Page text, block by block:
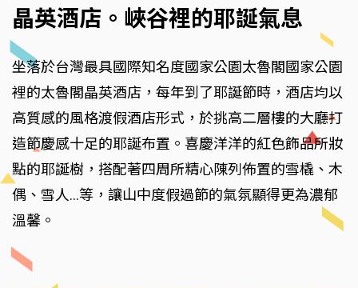
晶英酒店。峽谷裡的耶誕氣息
坐落於台灣最具國際知名度國家公園太魯閣國家公園
裡的太魯閣晶英酒店，每年到了耶誕節時，酒店均以
高質感的風格渡假酒店形式，於挑高二層樓的大廳打
造節慶感十足的耶誕布置。喜慶洋洋的紅色飾品所妝
點的耶誕樹，搭配著四周所精心陳列佈置的雪橇、木
偶、雪人…等，讓山中度假過節的氣氛顯得更為濃郁
溫馨。